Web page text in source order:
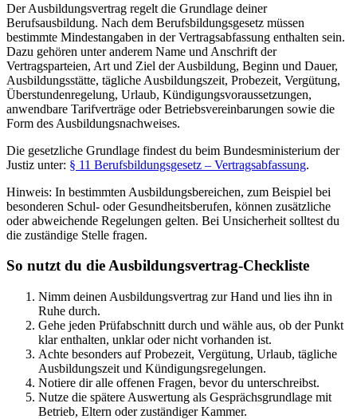
Der Ausbildungsvertrag regelt die Grundlage deiner
Berufsausbildung. Nach dem Berufsbildungsgesetz müssen
bestimmte Mindestangaben in der Vertragsabfassung enthalten sein.
Dazu gehören unter anderem Name und Anschrift der
Vertragsparteien, Art und Ziel der Ausbildung, Beginn und Dauer,
Ausbildungsstätte, tägliche Ausbildungszeit, Probezeit, Vergütung,
Überstundenregelung, Urlaub, Kündigungsvoraussetzungen,
anwendbare Tarifverträge oder Betriebsvereinbarungen sowie die
Form des Ausbildungsnachweises.
Die gesetzliche Grundlage findest du beim Bundesministerium der
Justiz unter: § 11 Berufsbildungsgesetz – Vertragsabfassung.
Hinweis: In bestimmten Ausbildungsbereichen, zum Beispiel bei
besonderen Schul- oder Gesundheitsberufen, können zusätzliche
oder abweichende Regelungen gelten. Bei Unsicherheit solltest du
die zuständige Stelle fragen.
So nutzt du die Ausbildungsvertrag-Checkliste
Nimm deinen Ausbildungsvertrag zur Hand und lies ihn in
Ruhe durch.
Gehe jeden Prüfabschnitt durch und wähle aus, ob der Punkt
klar enthalten, unklar oder nicht vorhanden ist.
Achte besonders auf Probezeit, Vergütung, Urlaub, tägliche
Ausbildungszeit und Kündigungsregelungen.
Notiere dir alle offenen Fragen, bevor du unterschreibst.
Nutze die spätere Auswertung als Gesprächsgrundlage mit
Betrieb, Eltern oder zuständiger Kammer.